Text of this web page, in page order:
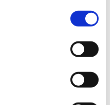
su “Accetta selezionati".
tuo consenso, in qualsiasi
sezione.